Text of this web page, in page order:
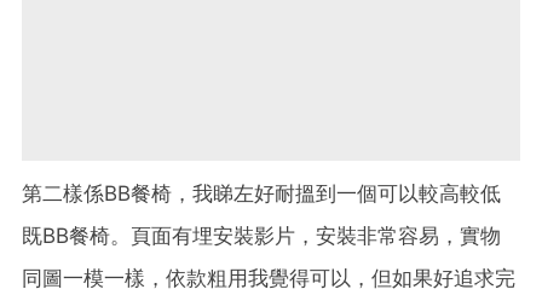
第二樣係BB餐椅，我睇左好耐搵到一個可以較高較低
既BB餐椅。頁面有埋安裝影片，安裝非常容易，實物
同圖一模一樣，依款粗用我覺得可以，但如果好追求完